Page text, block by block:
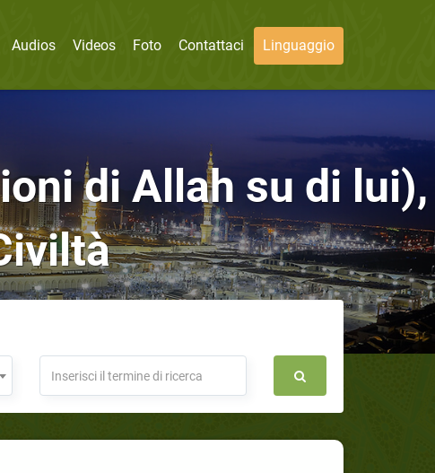
Audios Videos Foto Contattaci Linguaggio
di Allah su di lui),